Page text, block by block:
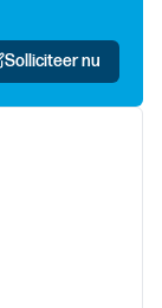
Solliciteer nu